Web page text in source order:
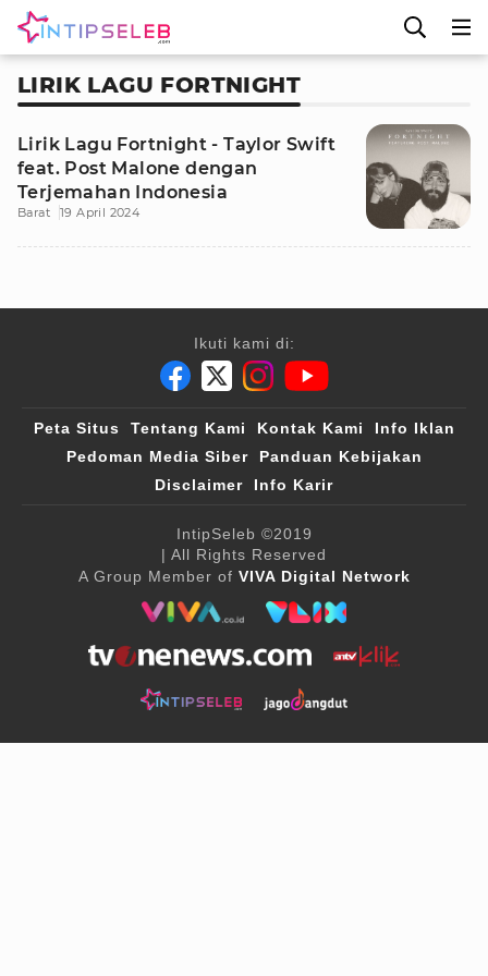
LIRIK LAGU FORTNIGHT
Lirik Lagu Fortnight - Taylor Swift
feat. Post Malone dengan
Terjemahan Indonesia
Barat 19 April 2024
Ikuti kami di:
Peta Situs Tentang Kami Kontak Kami
Info Iklan
Pedoman Media Siber
Panduan Kebijakan
Disclaimer
Info Karir
IntipSeleb ©2019
| All Rights Reserved
A Group Member of VIVA Digital Network